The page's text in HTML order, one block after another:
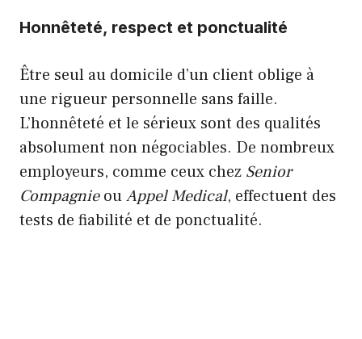
Honnêteté, respect et ponctualité
Être seul au domicile d’un client oblige à
une rigueur personnelle sans faille.
L’honnêteté et le sérieux sont des qualités
absolument non négociables. De nombreux
employeurs, comme ceux chez Senior
CompagnieouAppel Medical, effectuent des
tests de fiabilité et de ponctualité.